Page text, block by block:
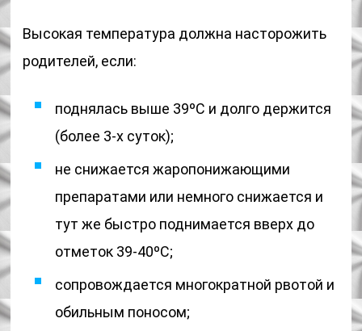
Высокая температура должна насторожить
родителей, если:
поднялась выше 39ºС и долго держится
(более 3-х суток);
не снижается жаропонижающими
препаратами или немного снижается и
тут же быстро поднимается вверх до
отметок 39-40ºС;
сопровождается многократной рвотой и
обильным поносом;